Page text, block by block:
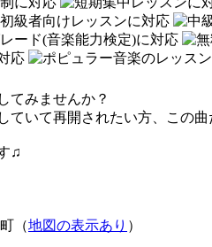
てみませんか？
ていて再開されたい方、この
♫
（地図の表示あり ）